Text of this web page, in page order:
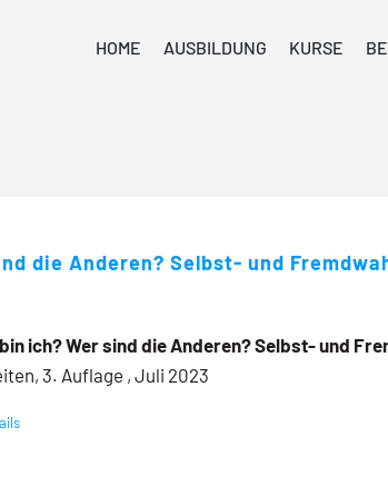
HOME AUSBILDUNG KURSE
die Anderen? Selbst- und
ich? Wer sind die Anderen?Selbst- und
3. Auflage , Juli 2023